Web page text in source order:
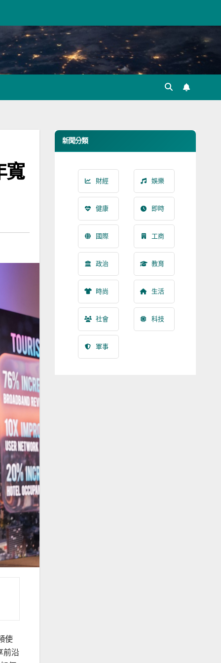
寬
使
前沿
新聞分類
財經 娛樂
健康 即時
國際 工商
政治 教育
時尚 生活
社會 科技
軍事